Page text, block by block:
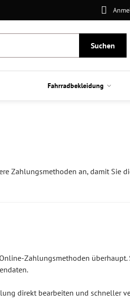
Suchen
Fahrradbekleidung
Zahlungsmethoden an, damit Sie
Zahlungsmethoden überhaupt.
direkt bearbeiten und schneller